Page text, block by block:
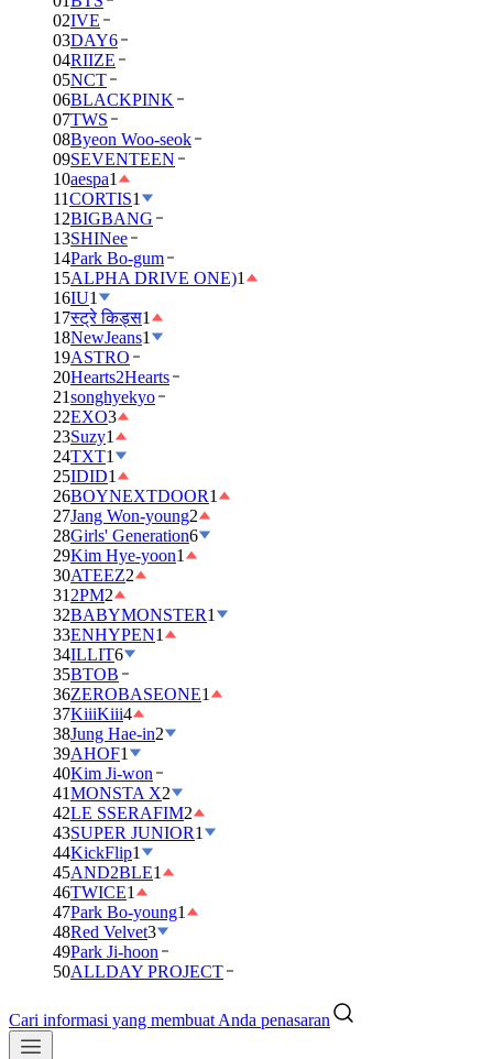
02IVE
03DAY6
04RIIZE
05NCT
06BLACKPINK
07TWS
08Byeon Woo-seok
09SEVENTEEN
10aespa1
11CORTIS1
12BIGBANG
13SHINee
14Park Bo-gum
15ALPHA DRIVE ONE)1
16IU1
17स्ट्रे किड्स1
18NewJeans1
19ASTRO
20Hearts2Hearts
21songhyekyo
22EXO3
23Suzy1
24TXT1
25IDID1
26BOYNEXTDOOR1
27Jang Won-young2
28Girls' Generation6
29Kim Hye-yoon1
30ATEEZ2
31 2PM2
32BABYMONSTER1
33ENHYPEN1
34ILLIT6
35BTOB
36ZEROBASEONE1
37KiiiKiii4
38Jung Hae-in2
39AHOF1
40Kim Ji-won
41MONSTA X2
42LE SSERAFIM2
43SUPER JUNIOR1
44KickFlip1
45AND2BLE1
46TWICE1
47Park Bo-young1
48Red Velvet3
49Park Ji-hoon
50ALLDAY PROJECT
Cari informasi yang membuat Anda penasaran